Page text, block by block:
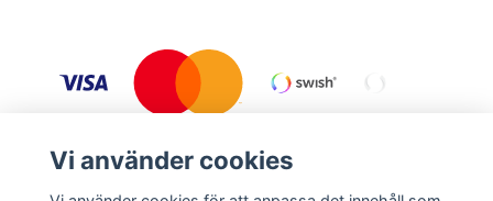
Vi använder cookies